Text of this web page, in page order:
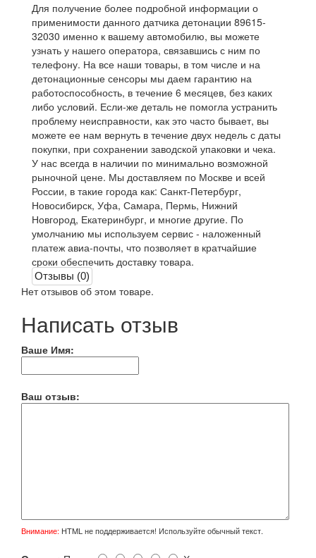
Для получение более подробной информации о
применимости данного датчика детонации 89615-
32030 именно к вашему автомобилю, вы можете
узнать у нашего оператора, связавшись с ним по
телефону. На все наши товары, в том числе и на
детонационные сенсоры мы даем гарантию на
работоспособность, в течение 6 месяцев, без каких
либо условий. Если-же деталь не помогла устранить
проблему неисправности, как это часто бывает, вы
можете ее нам вернуть в течение двух недель с даты
покупки, при сохранении заводской упаковки и чека.
У нас всегда в наличии по минимально возможной
рыночной цене. Мы доставляем по Москве и всей
России, в такие города как: Санкт-Петербург,
Новосибирск, Уфа, Самара, Пермь, Нижний
Новгород, Екатеринбург, и многие другие. По
умолчанию мы используем сервис - наложенный
платеж авиа-почты, что позволяет в кратчайшие
сроки обеспечить доставку товара.
Отзывы (0)
Нет отзывов об этом товаре.
Написать отзыв
Ваше Имя:
Ваш отзыв:
Внимание: HTML не поддерживается! Используйте обычный текст.